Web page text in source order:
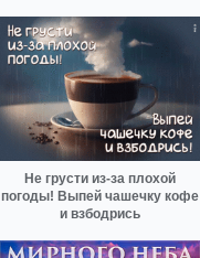
Не грусти из-за плохой
погоды! Выпей чашечку кофе
и взбодрись